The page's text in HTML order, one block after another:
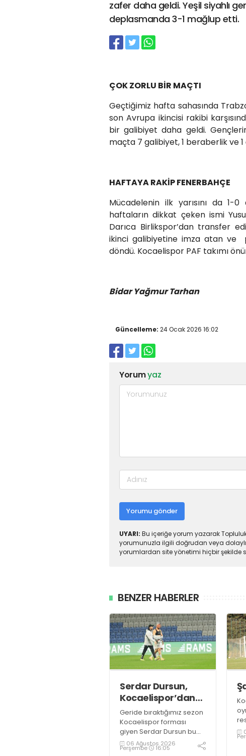
zafer daha geldi. Yeşil siyahlı
deplasmanda 3-1 mağlup etti.
ÇOK ZORLU BİR MAÇTI
Geçtiğimiz hafta sahasında
son Avrupa ikincisi rakibi
bir galibiyet daha geldi.
maçta 7 galibiyet, 1 beraberlik ve
HAFTAYA RAKİP FENERBAHÇE
Mücadelenin ilk yarısını da 1-
haftaların dikkat çeken ismi
Darıca Birlikspor’dan transfer
ikinci galibiyetine imza atan ve
döndü. Kocaelispor PAF takımı
Bidar Yağmur Tarhan
Güncelleme: 24 Ocak 2026 16:02
Yorumyaz
Yorumu gönder
UYARI: Bu içeriğe yorum yazarak
yorumunuzla ilgili doğrudan veya
yorumlardan site yönetimi hiçbir şekilde
BENZER HABERLER
Serdar Dursun,
Kocaelispor’dan
15 dikişlik iz ile
ayrıldı!
Geride bıraktığımız sezon
Kocaelispor forması
giyen Serdar Dursun bu
sezon takımla devam
etmedi. Yeşil siyahlılardan
06 Ağustos 2026
Perşembe 16:05